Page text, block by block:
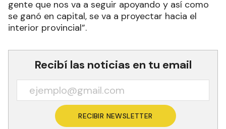
gente que nos va a seguir apoyando y así como
se ganó en capital, se va a proyectar hacia el
interior provincial”.
Recibí las noticias en tu email
RECIBIR NEWSLETTER